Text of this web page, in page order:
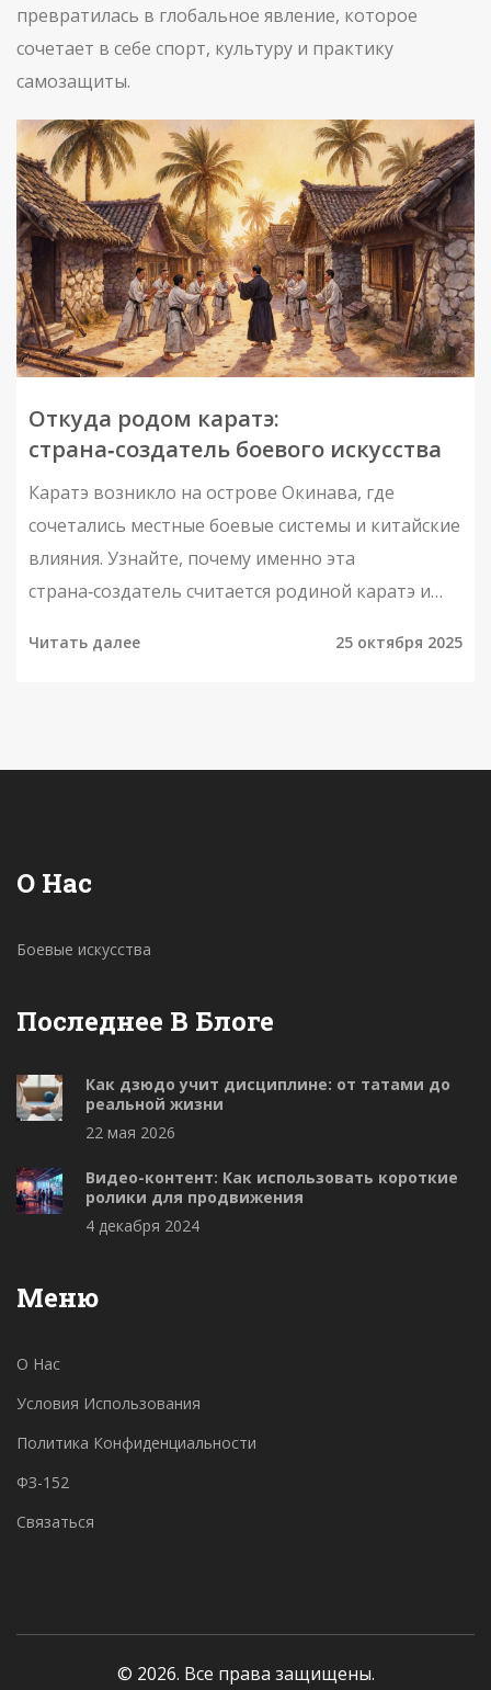
превратилась в глобальное явление, которое
сочетает в себе спорт, культуру и практику
самозащиты.
Откуда родом каратэ:
страна‑создатель боевого искусства
Каратэ возникло на острове Окинава, где
сочетались местные боевые системы и китайские
влияния. Узнайте, почему именно эта
страна‑создатель считается родиной каратэ и
Читать далее 25 октября 2025
О Нас
Боевые искусства
Последнее В Блоге
Как дзюдо учит дисциплине: от татами до
реальной жизни
22 мая 2026
Видео-контент: Как использовать короткие
ролики для продвижения
4 декабря 2024
Меню
О Нас
Условия Использования
Политика Конфиденциальности
ФЗ-152
Связаться
© 2026. Все права защищены.